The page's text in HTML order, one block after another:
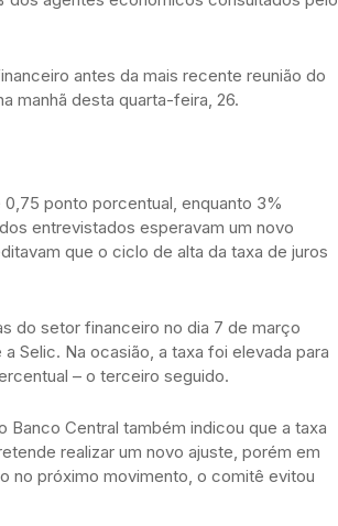
antes da mais recente reunião do
manhã desta quarta-feira, 26.
ponto porcentual, enquanto 3%
entrevistados esperavam um novo
que o ciclo de alta da taxa de juros
do setor financeiro no dia 7 de março
Selic. Na ocasião, a taxa foi elevada para
– o terceiro seguido.
Central também indicou que a taxa
realizar um novo ajuste, porém em
no próximo movimento, o comitê evitou